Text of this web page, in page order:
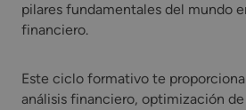
pilares fundamentales del mundo
financiero.
Este ciclo formativo te
análisis financiero, optimización